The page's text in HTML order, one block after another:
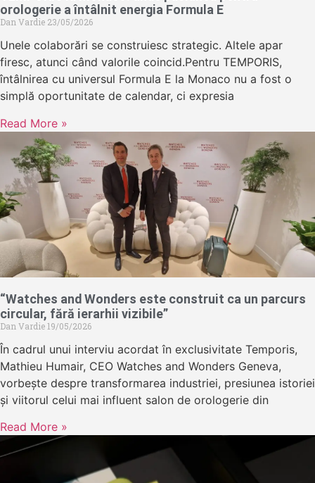
orologerie a întâlnit energia Formula E
Dan Vardie 23/05/2026
Unele colaborări se construiesc strategic. Altele apar
firesc, atunci când valorile coincid.Pentru TEMPORIS,
întâlnirea cu universul Formula E la Monaco nu a fost o
simplă oportunitate de calendar, ci expresia
Read More »
“Watches and Wonders este construit ca un parcurs
circular, fără ierarhii vizibile”
Dan Vardie19/05/2026
În cadrul unui interviu acordat în exclusivitate Temporis,
Mathieu Humair, CEO Watches and Wonders Geneva,
vorbește despre transformarea industriei, presiunea istoriei
și viitorul celui mai influent salon de orologerie din
Read More »